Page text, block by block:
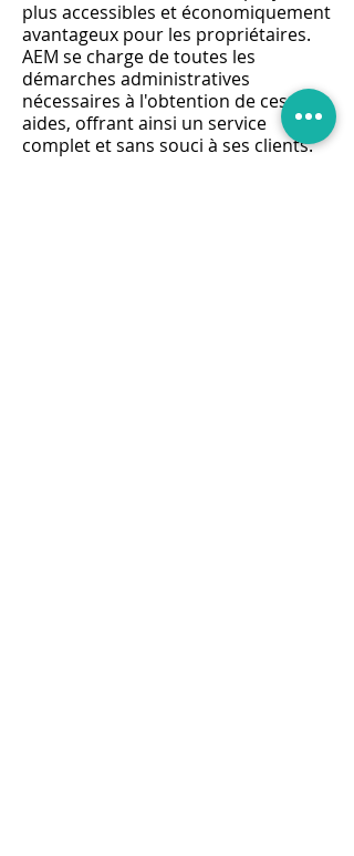
plus accessibles et économiquement
avantageux pour les propriétaires.
AEM se charge de toutes les
démarches administratives
nécessaires à l'obtention de ces
aides, offrant ainsi un service
complet et sans souci à ses clients.